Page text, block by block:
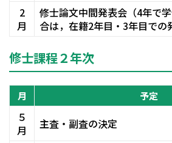
2
月
修士論文中間発表会（4年で
合は，在籍2年目・3年目での
修士課程２年次
月 予定
５
月
主査・副査の決定